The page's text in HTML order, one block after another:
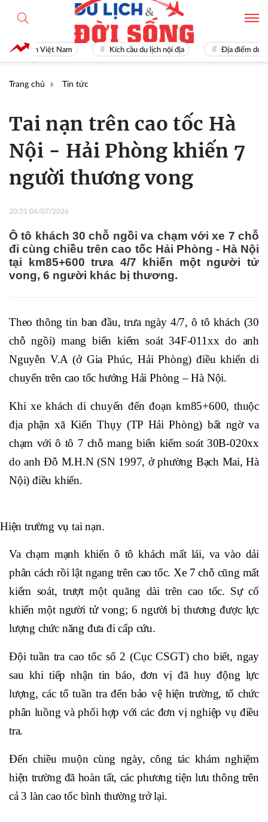
Du lịch Việt Nam Kích cầu du lịch nội địa Địa điểm du lịch
Trang chủ Tin tức
Tai nạn trên cao tốc Hà
Nội - Hải Phòng khiến 7
người thương vong
20:31 04/07/2026
Ô tô khách 30 chỗ ngồi va chạm với xe 7 chỗ
đi cùng chiều trên cao tốc Hải Phòng - Hà Nội
tại km85+600 trưa 4/7 khiến một người tử
vong, 6 người khác bị thương.
Theo thông tin ban đầu, trưa ngày 4/7, ô tô khách (30
chỗ ngồi) mang biển kiểm soát 34F-011xx do anh
Nguyễn V.A (ở Gia Phúc, Hải Phòng) điều khiển di
chuyển trên cao tốc hướng Hải Phòng – Hà Nội.
Khi xe khách di chuyển đến đoạn km85+600, thuộc
địa phận xã Kiến Thụy (TP Hải Phòng) bất ngờ va
chạm với ô tô 7 chỗ mang biển kiểm soát 30B-020xx
do anh Đỗ M.H.N (SN 1997, ở phường Bạch Mai, Hà
Nội) điều khiển.
Hiện trường vụ tai nạn.
Va chạm mạnh khiến ô tô khách mất lái, va vào dải
phân cách rồi lật ngang trên cao tốc. Xe 7 chỗ cũng mất
kiểm soát, trượt một quãng dài trên cao tốc. Sự cố
khiến một người tử vong; 6 người bị thương được lực
lượng chức năng đưa đi cấp cứu.
Đội tuần tra cao tốc số 2 (Cục CSGT) cho biết, ngay
sau khi tiếp nhận tin báo, đơn vị đã huy động lực
lượng, các tổ tuần tra đến bảo vệ hiện trường, tổ chức
phân luồng và phối hợp với các đơn vị nghiệp vụ điều
tra.
Đến chiều muộn cùng ngày, công tác khám nghiệm
hiện trường đã hoàn tất, các phương tiện lưu thông trên
cả 3 làn cao tốc bình thường trở lại.